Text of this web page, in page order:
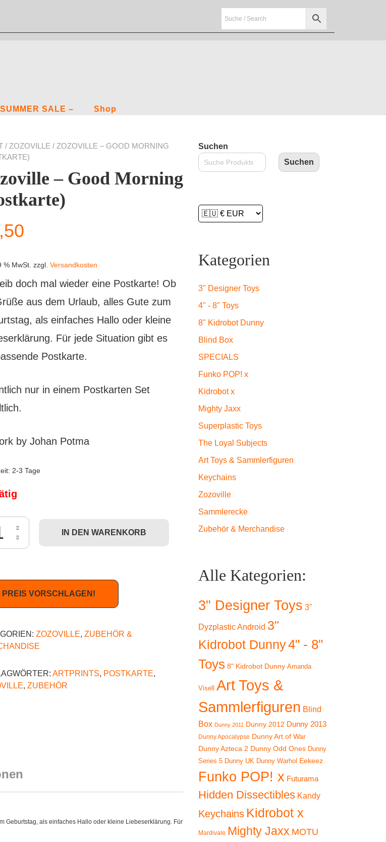
SALE – Shop
/ ZOZOVILLE / ZOZOVILLE – GOOD MORNING
– Good Morning
% MwSt. zzgl. Versandkosten
doch mal wieder eine Postkarte! Ob
aus dem Urlaub, alles Gute zum
als einfaches Hallo oder kleine
Für jede Situation gibt es
Postkarte.
nur in einem Postkarten Set
by Johan Potma
2-3 Tage
- Good Morning (Postkarte) Menge
IN DEN WARENKORB
PREIS VORSCHLAGEN!
ZOZOVILLE, ZUBEHÖR &
ARTPRINTS, POSTKARTE,
, ZUBEHÖR
Geburtstag, als einfaches Hallo oder kleine Liebeserklärung. Für
Suchen
Suchen
Kategorien
3" Designer Toys
4" - 8" Toys
8" Kidrobot Dunny
Blind Box
SPECIALS
Funko POP! x
Kidrobot x
Mighty Jaxx
Superplastic Toys
The Loyal Subjects
Art Toys & Sammlerfiguren
Keychains
Zozoville
Sammlerecke
Zubehör & Merchandise
Alle Kategorien:
3" Designer Toys 3"
Dyzplastic Android 3"
Kidrobot Dunny4" - 8"
Toys 8" Kidrobot Dunny Amanda
Visell
Art Toys &
Sammlerfiguren Blind
Box Dunny 2011 Dunny 2012 Dunny 2013
Dunny Apocalypse Dunny Art of War
Dunny Azteca 2 Dunny Odd Ones Dunny
Series 5 Dunny UK Dunny Warhol Eekeez
Funko POP! x Futurama
Hidden Dissectibles Kandy
Keychains Kidrobot x
Mardivale Mighty Jaxx MOTU